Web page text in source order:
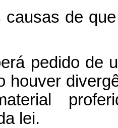
de
pedido de
houver
lei.